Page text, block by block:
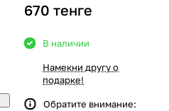
670 тенге
В наличии
Намекни другу о
подарке!
Обратите внимание: